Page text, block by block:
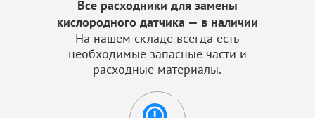
Все расходники для замены
кислородного датчика — в наличии
На нашем складе всегда есть
необходимые запасные части и
расходные материалы.